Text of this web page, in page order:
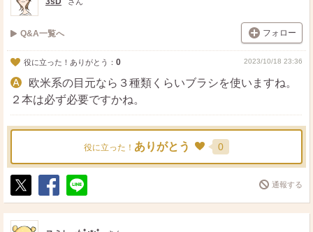
Q&A一覧へ フォロー
役に立った！ありがとう： 0 2023/10/18 23:36
欧米系の目元なら３種類くらいブラシを使いますね。
２本は必ず必要ですかね。
役に立った！ ありがとう 0
ポ
ス
ト
シ
ェ
送
る
通報する